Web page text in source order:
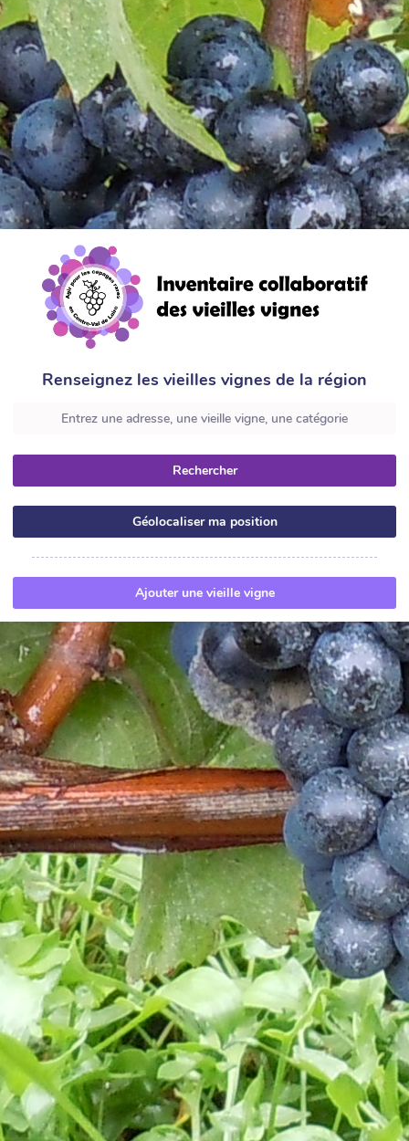
Renseignez les vieilles vignes de la région
Rechercher
Géolocaliser ma position
Ajouter une vieille vigne